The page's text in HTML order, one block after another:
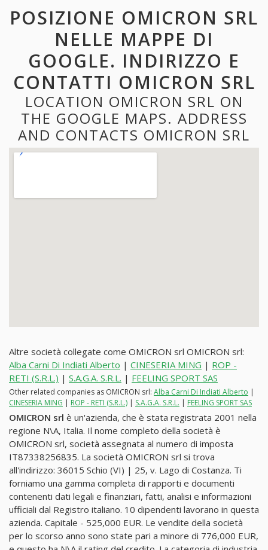
POSIZIONE OMICRON SRL
NELLE MAPPE DI
GOOGLE. INDIRIZZO E
CONTATTI OMICRON SRL
LOCATION OMICRON SRL ON
THE GOOGLE MAPS. ADDRESS
AND CONTACTS OMICRON SRL
Altre società collegate come OMICRON srl OMICRON srl:
Alba Carni Di Indiati Alberto | CINESERIA MING | ROP -
RETI (S.R.L.) | S.A.G.A. S.R.L. | FEELING SPORT SAS
Other related companies as OMICRON srl: Alba Carni Di Indiati Alberto |
CINESERIA MING | ROP - RETI (S.R.L.) | S.A.G.A. S.R.L. | FEELING SPORT SAS
OMICRON srl è un'azienda, che è stata registrata 2001 nella
regione N\A, Italia. Il nome completo della società è
OMICRON srl, società assegnata al numero di imposta
IT87338256835. La società OMICRON srl si trova
all'indirizzo: 36015 Schio (VI) | 25, v. Lago di Costanza. Ti
forniamo una gamma completa di rapporti e documenti
contenenti dati legali e finanziari, fatti, analisi e informazioni
ufficiali dal Registro italiano. 10 dipendenti lavorano in questa
azienda. Capitale - 525,000 EUR. Le vendite della società
per lo scorso anno sono state pari a minore di 776,000 EUR,